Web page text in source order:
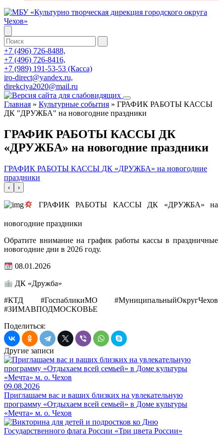
+7 (496) 726-8488,
+7 (496) 726-8416,
+7 (989) 191-53-53 (Касса)
iro-direct@yandex.ru,
direkciya2020@mail.ru
Главная » Культурные события » ГРАФИК РАБОТЫ КАССЫ
ДК "ДРУЖБА" на новогодние праздники
ГРАФИК РАБОТЫ КАССЫ ДК
«ДРУЖБА» на новогодние праздники
ГРАФИК РАБОТЫ КАССЫ ДК «ДРУЖБА» на новогодние
праздники
‹ ›
ГРАФИК РАБОТЫ КАССЫ ДК «ДРУЖБА» на
новогодние праздники
Обратите внимание на график работы кассы в праздничные
новогодние дни в 2026 году.
08.01.2026
ДК «Дружба»
#КТД #ГоспабликиМО #МуниципальныйОкругЧехов
#ЗИМАВПОДМОСКОВЬЕ
Поделиться:
Другие записи
09.08.2026
Приглашаем вас и ваших близких на увлекательную
программу «Отдыхаем всей семьей» в Доме культуры
«Мечта» м. о. Чехов